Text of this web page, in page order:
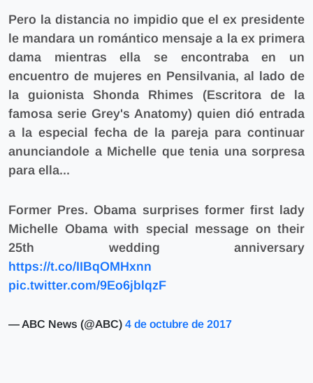
Pero la distancia no impidio que el ex presidente
le mandara un romántico mensaje a la ex primera
dama mientras ella se encontraba en un
encuentro de mujeres en Pensilvania, al lado de
la guionista Shonda Rhimes (Escritora de la
famosa serie Grey's Anatomy) quien dió entrada
a la especial fecha de la pareja para continuar
anunciandole a Michelle que tenia una sorpresa
para ella...
Former Pres. Obama surprises former first lady
Michelle Obama with special message on their
25th wedding anniversary
https://t.co/IIBqOMHxnn
pic.twitter.com/9Eo6jblqzF
— ABC News (@ABC) 4 de octubre de 2017